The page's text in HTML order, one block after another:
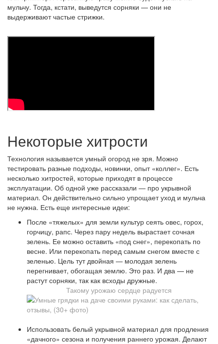
мульчу. Тогда, кстати, выведутся сорняки — они не
выдерживают частые стрижки.
Некоторые хитрости
Технология называется умный огород не зря. Можно
тестировать разные подходы, новинки, опыт «коллег». Есть
несколько хитростей, которые приходят в процессе
эксплуатации. Об одной уже рассказали — про укрывной
материал. Он действительно сильно упрощает уход и мульча
не нужна. Есть еще интересные идеи:
После «тяжелых» для земли культур сеять овес, горох,
горчицу, рапс. Через пару недель вырастает сочная
зелень. Ее можно оставить «под снег», перекопать по
весне. Или перекопать перед самым снегом вместе с
зеленью. Цель тут двойная — молодая зелень
перегнивает, обогащая землю. Это раз. И два — не
растут сорняки, так как всходы дружные.
Такому урожаю сердце радуется
Использовать белый укрывной материал для продления
«дачного» сезона и получения раннего урожая. Делают